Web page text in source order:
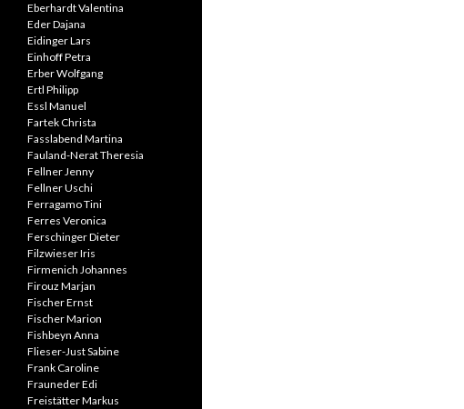
Eberhardt Valentina
Eder Dajana
Eidinger Lars
Einhoff Petra
Erber Wolfgang
Ertl Philipp
Essl Manuel
Fartek Christa
Fasslabend Martina
Fauland-Nerat Theresia
Fellner Jenny
Fellner Uschi
Ferragamo Tini
Ferres Veronica
Ferschinger Dieter
Filzwieser Iris
Firmenich Johannes
Firouz Marjan
Fischer Ernst
Fischer Marion
Fishbeyn Anna
Flieser-Just Sabine
Frank Caroline
Frauneder Edi
Freistätter Markus